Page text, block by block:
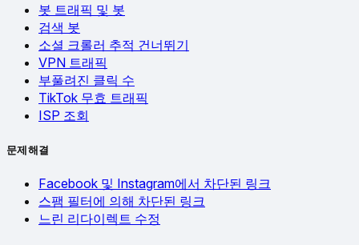
봇 트래픽 및 봇
검색 봇
소셜 크롤러 추적 건너뛰기
VPN 트래픽
부풀려진 클릭 수
TikTok 무효 트래픽
ISP 조회
문제 해결
Facebook 및 Instagram에서 차단된 링크
스팸 필터에 의해 차단된 링크
느린 리다이렉트 수정